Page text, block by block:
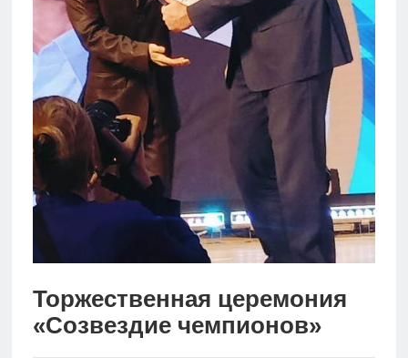
нас
Версия для
слабовидящих
Торжественная церемония
«Созвездие чемпионов»